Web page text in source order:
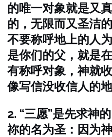
的唯一对象就是又
的，无限而又圣洁
不要称呼地上的人
是你们的父，就是
有称呼对象，神就
像写信没收信人的地
2. “三愿”是先求神
祢的名为圣：因为